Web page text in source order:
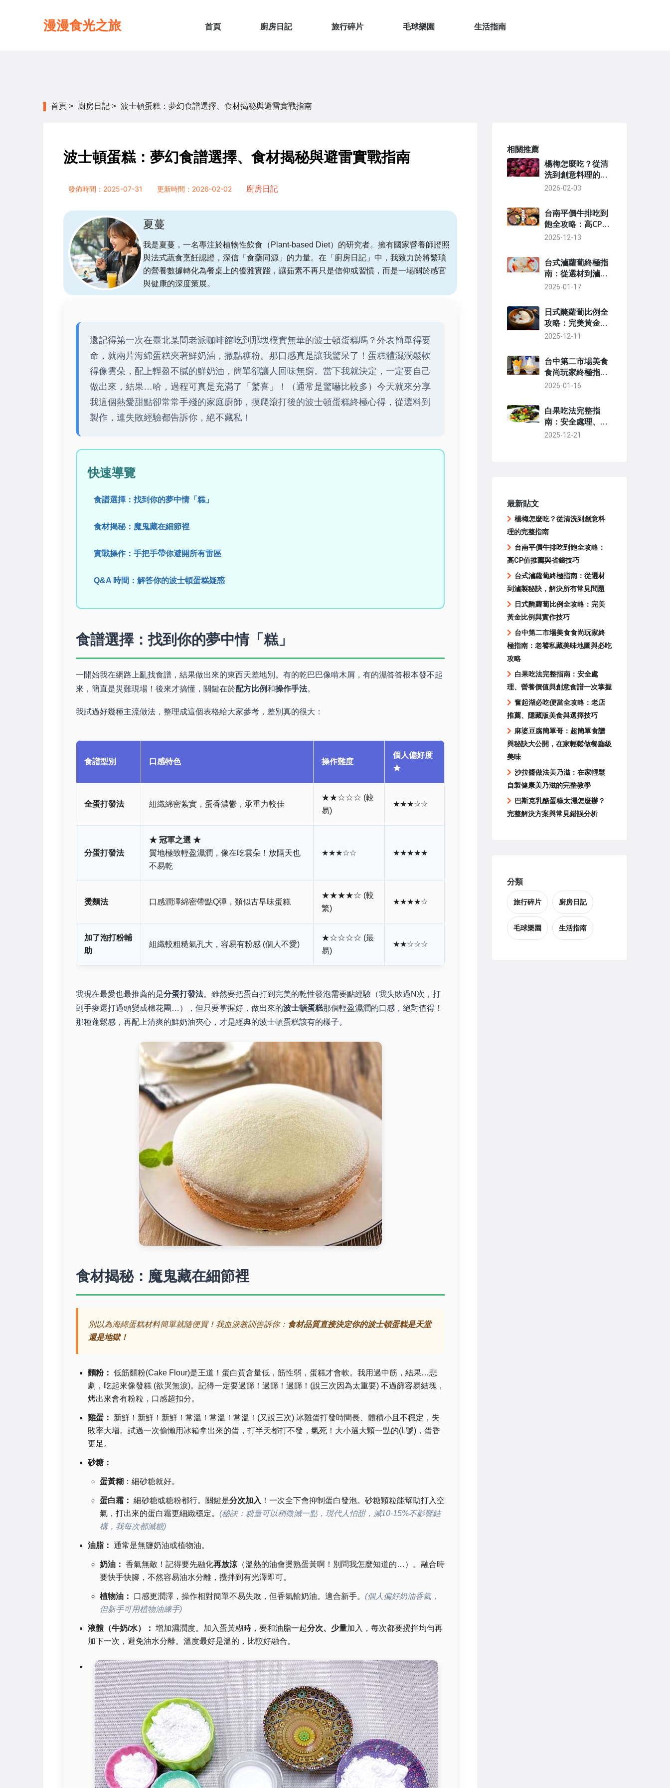
漫漫食光之旅 首頁 廚房日記 旅行碎片 毛球樂園 生活指南
首頁 > 廚房日記 > 波士頓蛋糕：夢幻食譜選擇、食材揭秘與避雷實戰指南
波士頓蛋糕：夢幻食譜選擇、食材揭秘與避雷實戰指南
發佈時間：2025-07-31 更新時間：2026-02-02 廚房日記
夏蔓
我是夏蔓，一名專注於植物性飲食（Plant-based Diet）的研究者。擁有國家營養師證照
與法式蔬食烹飪認證，深信「食藥同源」的力量。在「廚房日記」中，我致力於將繁瑣
的營養數據轉化為餐桌上的優雅實踐，讓茹素不再只是信仰或習慣，而是一場關於感官
與健康的深度策展。
還記得第一次在臺北某間老派咖啡館吃到那塊樸實無華的波士頓蛋糕嗎？外表簡單得要
命，就兩片海綿蛋糕夾著鮮奶油，撒點糖粉。那口感真是讓我驚呆了！蛋糕體濕潤鬆軟
得像雲朵，配上輕盈不膩的鮮奶油，簡單卻讓人回味無窮。當下我就決定，一定要自己
做出來，結果…哈，過程可真是充滿了「驚喜」！（通常是驚嚇比較多）今天就來分享
我這個熱愛甜點卻常常手殘的家庭廚師，摸爬滾打後的波士頓蛋糕終極心得，從選料到
製作，連失敗經驗都告訴你，絕不藏私！
快速導覽
食譜選擇：找到你的夢中情「糕」
食材揭秘：魔鬼藏在細節裡
實戰操作：手把手帶你避開所有雷區
Q&A 時間：解答你的波士頓蛋糕疑惑
食譜選擇：找到你的夢中情「糕」
一開始我在網路上亂找食譜，結果做出來的東西天差地別。有的乾巴巴像啃木屑，有的濕答答根本發不起
來，簡直是災難現場！後來才搞懂，關鍵在於配方比例和操作手法。
我試過好幾種主流做法，整理成這個表格給大家參考，差別真的很大：
食譜型別 口感特色 操作難度
個人偏好度
★
全蛋打發法 組織綿密紮實，蛋香濃鬱，承重力較佳
★★☆☆☆ (較
易)
★★★☆☆
分蛋打發法
★ 冠軍之選 ★
質地極致輕盈濕潤，像在吃雲朵！放隔天也
不易乾
★★★☆☆ ★★★★★
燙麵法 口感潤澤綿密帶點Q彈，類似古早味蛋糕
★★★★☆ (較
繁)
★★★★☆
加了泡打粉輔
助
組織較粗糙氣孔大，容易有粉感 (個人不愛)
★☆☆☆☆ (最
易)
★★☆☆☆
我現在最愛也最推薦的是分蛋打發法。雖然要把蛋白打到完美的乾性發泡需要點經驗（我失敗過N次，打
到手痠還打過頭變成棉花團…），但只要掌握好，做出來的波士頓蛋糕那個輕盈濕潤的口感，絕對值得！
那種蓬鬆感，再配上清爽的鮮奶油夾心，才是經典的波士頓蛋糕該有的樣子。
食材揭秘：魔鬼藏在細節裡
別以為海綿蛋糕材料簡單就隨便買！我血淚教訓告訴你： 食材品質直接決定你的波士頓蛋糕是天堂
還是地獄！
麵粉： 低筋麵粉(Cake Flour)是王道！蛋白質含量低，筋性弱，蛋糕才會軟。我用過中筋，結果…悲
劇，吃起來像發糕 (欲哭無淚)。記得一定要過篩！過篩！過篩！(說三次因為太重要) 不過篩容易結塊，
烤出來會有粉粒，口感超扣分。
雞蛋：
新鮮！新鮮！新鮮！常溫！常溫！常溫！(又說三次) 冰雞蛋打發時間長、體積小且不穩定，失
敗率大增。試過一次偷懶用冰箱拿出來的蛋，打半天都打不發，氣死！大小選大顆一點的(L號)，蛋香
更足。
砂糖：
蛋黃糊 ：細砂糖就好。
蛋白霜： 細砂糖或糖粉都行。關鍵是分次加入 ！一次全下會抑制蛋白發泡。砂糖顆粒能幫助打入空
氣，打出來的蛋白霜更細緻穩定。 (秘訣：糖量可以稍微減一點，現代人怕甜，減10-15%不影響結
構，我每次都減糖)
油脂： 通常是無鹽奶油或植物油。
奶油： 香氣無敵！記得要先融化再放涼（溫熱的油會燙熟蛋黃啊！別問我怎麼知道的…）。融合時
要快手快腳，不然容易油水分離，攪拌到有光澤即可。
植物油： 口感更潤澤，操作相對簡單不易失敗，但香氣輸奶油。適合新手。 (個人偏好奶油香氣，
但新手可用植物油練手)
液體（牛奶/水）： 增加濕潤度。加入蛋黃糊時，要和油脂一起分次、少量加入，每次都要攪拌均勻再
加下一次，避免油水分離。溫度最好是溫的，比較好融合。
相關推薦
楊梅怎麼吃？從清
洗到創意料理的完
整指南
2026-02-03
台南平價牛排吃到
飽全攻略：高CP值
推薦與省錢技巧
2025-12-13
台式滷蘿蔔終極指
南：從選材到滷製
秘訣，解決所有常
2026-01-17
日式醃蘿蔔比例全
攻略：完美黃金比
例與實作技巧
2025-12-11
台中第二市場美食
食尚玩家終極指
南：老饕私藏美味
2026-01-16
白果吃法完整指
南：安全處理、營
養價值與創意食譜
2025-12-21
最新貼文
楊梅怎麼吃？從清洗到創意料
理的完整指南
台南平價牛排吃到飽全攻略：
高CP值推薦與省錢技巧
台式滷蘿蔔終極指南：從選材
到滷製秘訣，解決所有常見問題
日式醃蘿蔔比例全攻略：完美
黃金比例與實作技巧
台中第二市場美食食尚玩家終
極指南：老饕私藏美味地圖與必吃
攻略
白果吃法完整指南：安全處
理、營養價值與創意食譜一次掌握
奮起湖必吃便當全攻略：老店
推薦、隱藏版美食與選擇技巧
麻婆豆腐簡單哥：超簡單食譜
與秘訣大公開，在家輕鬆做餐廳級
美味
沙拉醬做法美乃滋：在家輕鬆
自製健康美乃滋的完整教學
巴斯克乳酪蛋糕太濕怎麼辦？
完整解決方案與常見錯誤分析
分類
旅行碎片 廚房日記
毛球樂園 生活指南